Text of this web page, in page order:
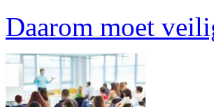
Daarom moet